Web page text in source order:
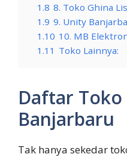
1.8 8. Toko Ghina
1.9 9. Unity
1.10 10. MB
1.11 Toko Lainnya:
Daftar
Banjarbaru
Tak hanya sekedar